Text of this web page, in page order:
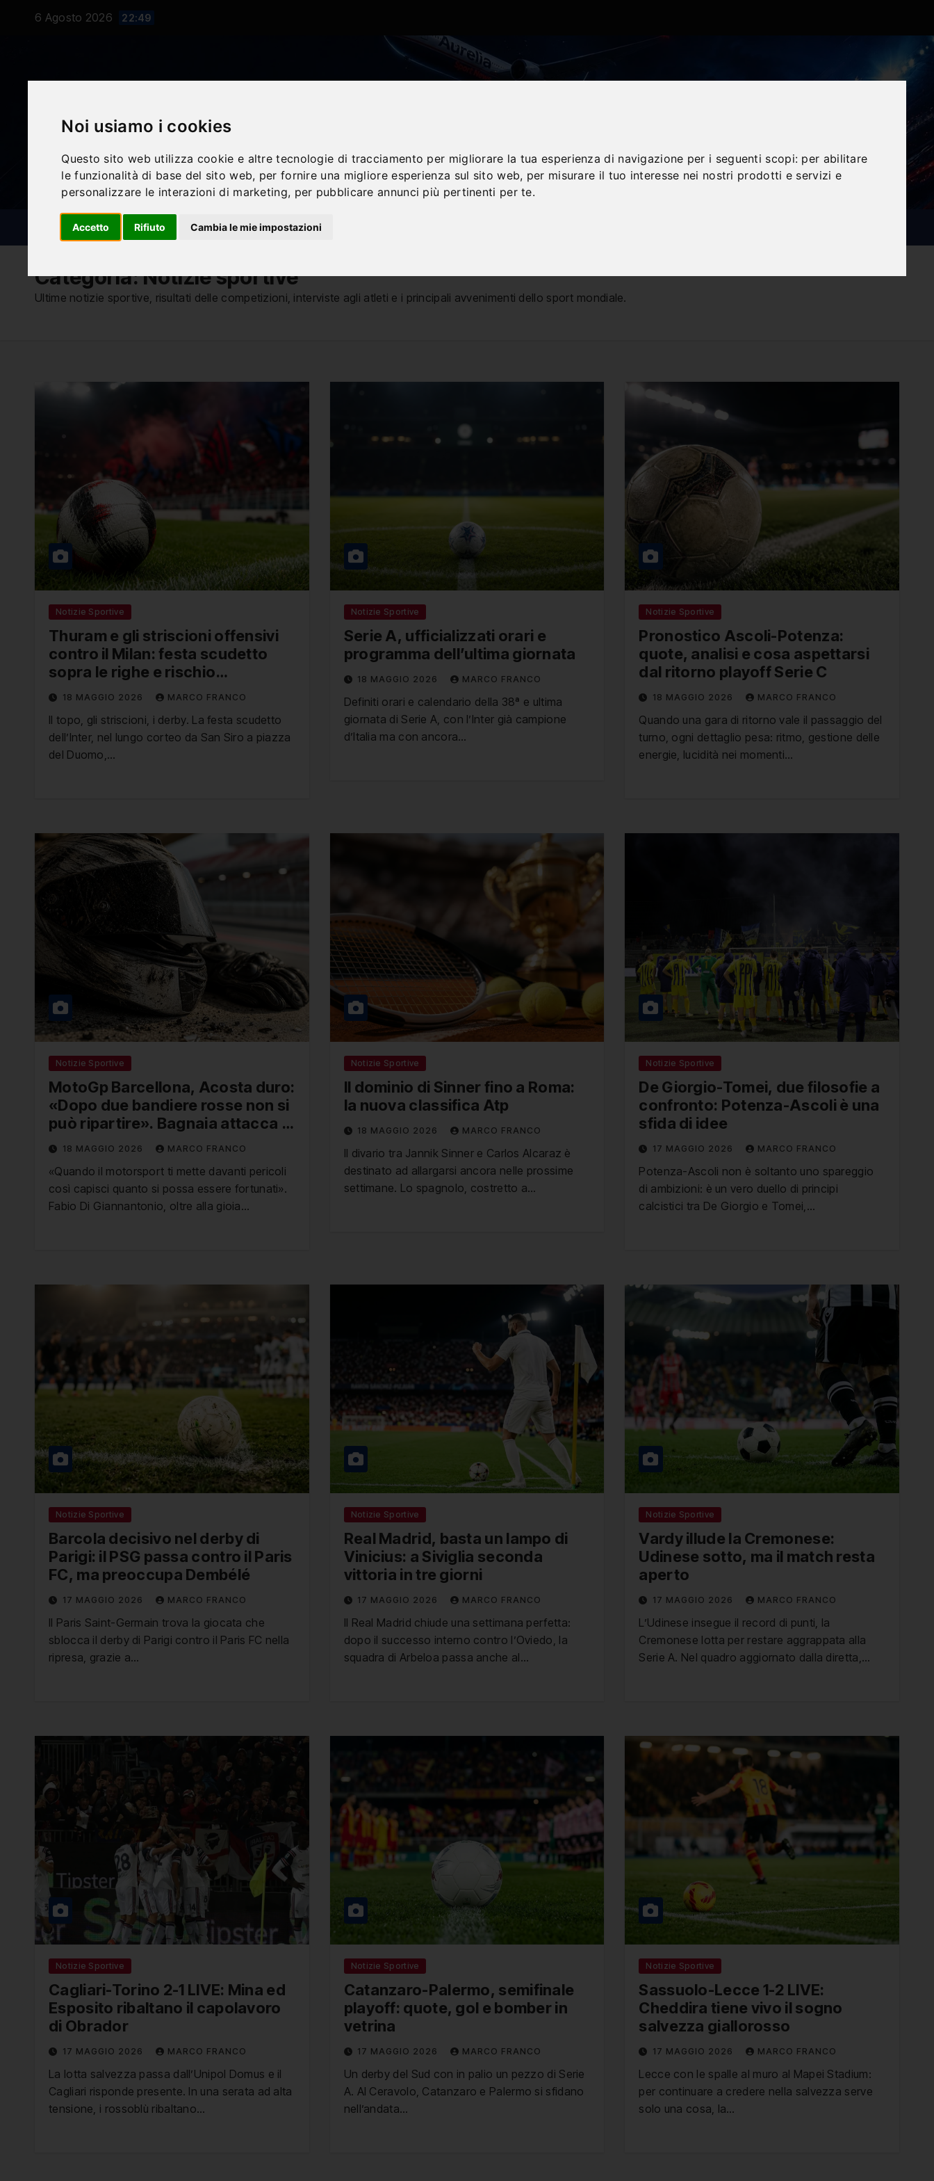
Noi usiamo i cookies
Questo sito web utilizza cookie e altre tecnologie di tracciamento per migliorare la tua esperienza di navigazione per i seguenti scopi: per abilitare
le funzionalità di base del sito web, per fornire una migliore esperienza sul sito web, per misurare il tuo interesse nei nostri prodotti e servizi e
personalizzare le interazioni di marketing, per pubblicare annunci più pertinenti per te.
Accetto Rifiuto Cambia le mie impostazioni
6 Agosto 2026 22:49
NOTIZIE SPORTIVE BLOG
Categoria:Notizie sportive
Ultime notizie sportive, risultati delle competizioni, interviste agli atleti e i principali avvenimenti dello sport mondiale.
Notizie Sportive
Thuram e gli striscioni offensivi
contro il Milan: festa scudetto
sopra le righe e rischio
deferimento
18 MAGGIO 2026 MARCO FRANCO
Il topo, gli striscioni, i derby. La festa scudetto
dell’Inter, nel lungo corteo da San Siro a piazza
del Duomo,…
Notizie Sportive
Serie A, ufficializzati orari e
programma dell’ultima giornata
18 MAGGIO 2026 MARCO FRANCO
Definiti orari e calendario della 38ª e ultima
giornata di Serie A, con l’Inter già campione
d’Italia ma con ancora…
Notizie Sportive
Pronostico Ascoli-Potenza:
quote, analisi e cosa aspettarsi
dal ritorno playoff Serie C
18 MAGGIO 2026 MARCO FRANCO
Quando una gara di ritorno vale il passaggio del
turno, ogni dettaglio pesa: ritmo, gestione delle
energie, lucidità nei momenti…
Notizie Sportive
MotoGp Barcellona, Acosta duro:
«Dopo due bandiere rosse non si
può ripartire». Bagnaia attacca i
colleghi
18 MAGGIO 2026 MARCO FRANCO
«Quando il motorsport ti mette davanti pericoli
così capisci quanto si possa essere fortunati».
Fabio Di Giannantonio, oltre alla gioia…
Notizie Sportive
Il dominio di Sinner fino a Roma:
la nuova classifica Atp
18 MAGGIO 2026 MARCO FRANCO
Il divario tra Jannik Sinner e Carlos Alcaraz è
destinato ad allargarsi ancora nelle prossime
settimane. Lo spagnolo, costretto a…
Notizie Sportive
De Giorgio-Tomei, due filosofie a
confronto: Potenza-Ascoli è una
sfida di idee
17 MAGGIO 2026 MARCO FRANCO
Potenza-Ascoli non è soltanto uno spareggio
di ambizioni: è un vero duello di principi
calcistici tra De Giorgio e Tomei,…
Notizie Sportive
Barcola decisivo nel derby di
Parigi: il PSG passa contro il Paris
FC, ma preoccupa Dembélé
17 MAGGIO 2026 MARCO FRANCO
Il Paris Saint-Germain trova la giocata che
sblocca il derby di Parigi contro il Paris FC nella
ripresa, grazie a…
Notizie Sportive
Real Madrid, basta un lampo di
Vinicius: a Siviglia seconda
vittoria in tre giorni
17 MAGGIO 2026 MARCO FRANCO
Il Real Madrid chiude una settimana perfetta:
dopo il successo interno contro l’Oviedo, la
squadra di Arbeloa passa anche al…
Notizie Sportive
Vardy illude la Cremonese:
Udinese sotto, ma il match resta
aperto
17 MAGGIO 2026 MARCO FRANCO
L’Udinese insegue il record di punti, la
Cremonese lotta per restare aggrappata alla
Serie A. Nel quadro aggiornato dalla diretta,…
Notizie Sportive
Cagliari-Torino 2-1 LIVE: Mina ed
Esposito ribaltano il capolavoro
di Obrador
17 MAGGIO 2026 MARCO FRANCO
La lotta salvezza passa dall’Unipol Domus e il
Cagliari risponde presente. In una serata ad alta
tensione, i rossoblù ribaltano…
Notizie Sportive
Catanzaro-Palermo, semifinale
playoff: quote, gol e bomber in
vetrina
17 MAGGIO 2026 MARCO FRANCO
Un derby del Sud con in palio un pezzo di Serie
A. Al Ceravolo, Catanzaro e Palermo si sfidano
nell’andata…
Notizie Sportive
Sassuolo-Lecce 1-2 LIVE:
Cheddira tiene vivo il sogno
salvezza giallorosso
17 MAGGIO 2026 MARCO FRANCO
Lecce con le spalle al muro al Mapei Stadium:
per continuare a credere nella salvezza serve
solo una cosa, la…